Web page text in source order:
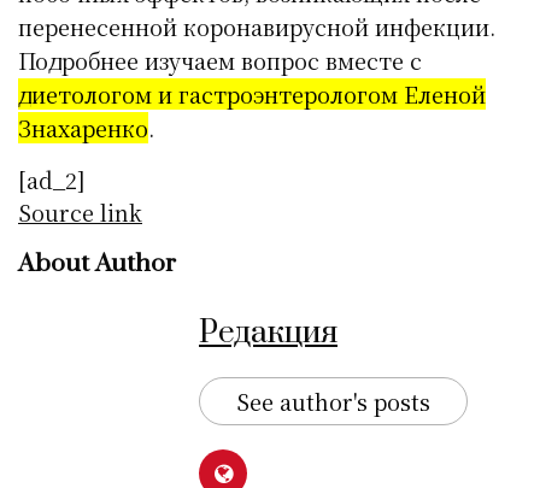
перенесенной коронавирусной инфекции.
Подробнее изучаем вопрос вместе с
диетологом и гастроэнтерологом Еленой
Знахаренко.
[ad_2]
Source link
About Author
Редакция
See author's posts